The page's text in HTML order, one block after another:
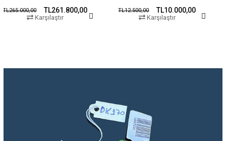
TL261.800,00
Karşılaştır
TL10.000,00
TL12.500,00
Karşılaştır